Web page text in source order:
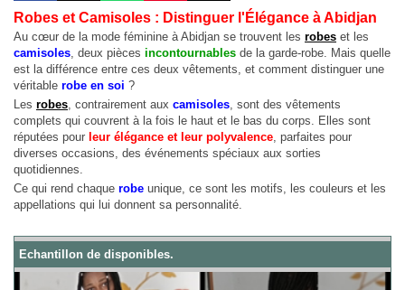
Yamoussoukro :
Yakro :
Qt Mlock 823 m²,12 millions
Agboville :
Hevéa 38 Ha, 130 millions, Certificat Foncier Individuel
Agboville :
38 Ha à 130 millions
2 Pltx Vallon :
2 Pltx Vallon :
Appt 4 pièces, 120 millions
Robes et Camisoles : Distinguer l'Élégance à Abidjan
Au cœur de la mode féminine à Abidjan se trouvent les robes et les
camisoles , deux pièces incontournables de la garde-robe. Mais quelle
est la différence entre ces deux vêtements, et comment distinguer une
véritable robe en soi ?
Les robes , contrairement aux camisoles , sont des vêtements
complets qui couvrent à la fois le haut et le bas du corps. Elles sont
réputées pour leur élégance et leur polyvalence , parfaites pour
diverses occasions, des événements spéciaux aux sorties
quotidiennes.
Ce qui rend chaque robe unique, ce sont les motifs, les couleurs et les
appellations qui lui donnent sa personnalité.
Echantillon de disponibles.